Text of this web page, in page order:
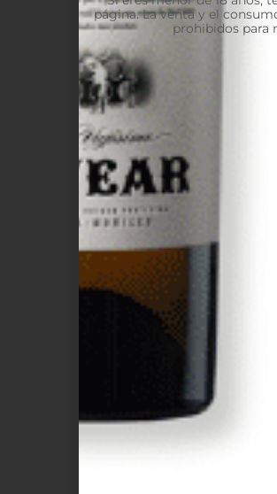
página. La venta y el
prohibidos para